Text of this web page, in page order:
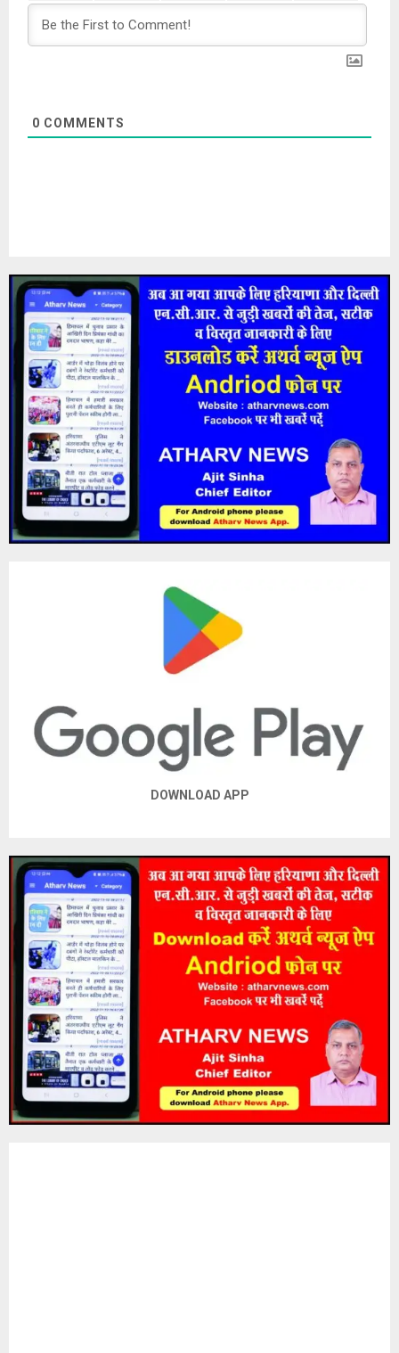
0 COMMENTS
DOWNLOAD APP